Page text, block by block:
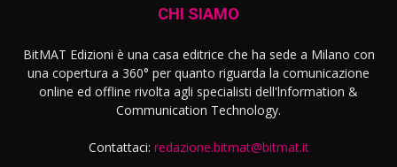
CHI SIAMO
BitMAT Edizioni è una casa editrice che ha sede a Milano con
una copertura a 360° per quanto riguarda la comunicazione
online ed offline rivolta agli specialisti dell'lnformation &
Communication Technology.
Contattaci: redazione.bitmat@bitmat.it